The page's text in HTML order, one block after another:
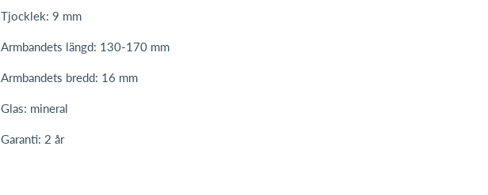
Tjocklek: 9 mm
Armbandets längd: 130-170 mm
Armbandets bredd: 16 mm
Glas: mineral
Garanti: 2 år